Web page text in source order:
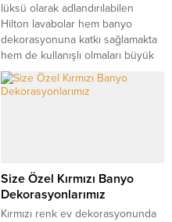
lüksü olarak adlandırılabilen
Hilton lavabolar hem banyo
dekorasyonuna katkı sağlamakta
hem de kullanışlı olmaları büyük
avantaj sağlamakta. Hilton
lavabolar çok fazla yer
Size Özel Kırmızı Banyo
Dekorasyonlarımız
Kırmızı renk ev dekorasyonunda